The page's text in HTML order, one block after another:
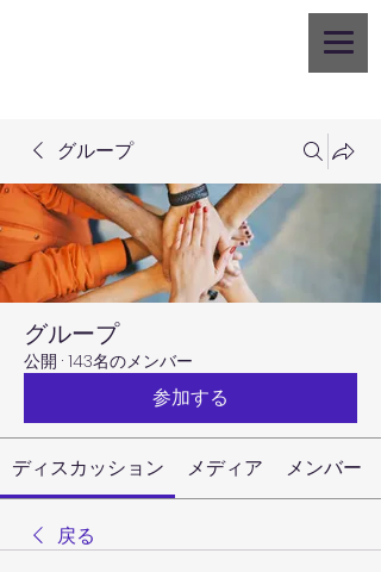
グループ
グループ
公開 · 143名のメンバー
参加する
ディスカッション メディア メンバー
戻る